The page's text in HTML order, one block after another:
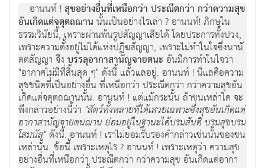
อานนท์ !สุขอย่างอื่นที่เหนือกว่า ประณีตกว่า กว่าความสุข
อันเกิดแต่จตุตถฌาน นั้นเป็นอย่างไรเล่า ? อานนท์! ภิกษุใน
ธรรมวินัยนี้, เพราะผ่านพ้นรูปสัญญาเสียได้ โดยประการทั้งปวง,
เพราะความตั้งอยู่ไม่ได้แห่งปฏิฆสัญญา, เพราะไม่ทำในใจซึ่งนานั
ตตสัญญา จึงบรรลุอากาสานัญจายตนะ อันมีการทำในใจว่า
"อากาศไม่มีที่สิ้นสุด ๆ" ดังนี้ แล้วแลอยู่. อานนท์ ! นี่แลคือความ
สุขชนิดที่เป็นอย่างอื่น ที่เหนือกว่า ประณีตกว่า กว่าความสุขอัน
เกิดแต่จตุตถฌานนั้น. อานนท์ ! แต่แม้กระนั้น ถ้าชนเหล่าใด จะ
พึงกล่าวอย่างนี้ว่า "สัตว์ทั้งหลายที่ได้เสวยเฉพาะซึ่งสุขอันเกิดแต่
อากาสานัญจายตนฌาน ย่อมอยู่ในฐานะได้บรมสันติ บรมสุขบรม
โสมนัส"ดังนี้. อานนท์ ! เราไม่ยอมรับรองคำกล่าวเช่นนั้นของชน
เหล่านั้น. ข้อนี้ เพราะเหตุไร ? อานนท์ ! เพราะเหตุว่า ความสุข
อย่างอื่นที่เหนือกว่า ประณีตกว่า กว่าความสุข อันเกิดแต่อากา